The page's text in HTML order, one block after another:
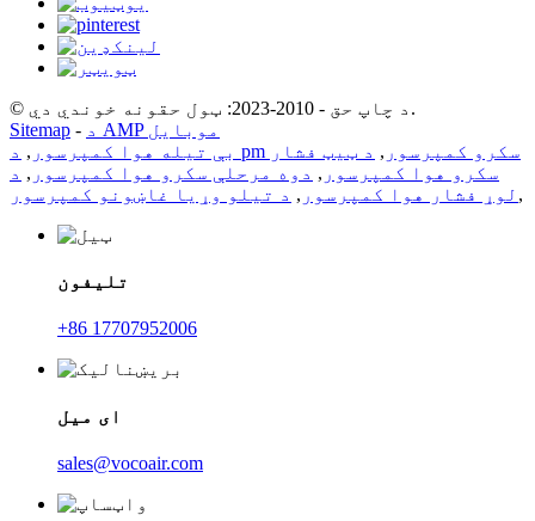
© د چاپ حق - 2010-2023: ټول حقونه خوندي دي.
Sitemap -
د AMP موبایل
بې تیله هوا کمپرسور , د pm سکرو کمپرسور , د ټیټ فشار
سکرو هوا کمپرسور , دوه مرحلې سکرو هوا کمپرسور , د
لوړ فشار هوا کمپرسور , د تیلو وړیا غاښونو کمپرسور ,
تلیفون
+86 17707952006
ای میل
sales@vocoair.com